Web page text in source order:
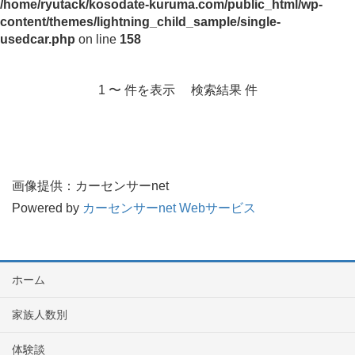
/home/ryutack/kosodate-kuruma.com/public_html/wp-
content/themes/lightning_child_sample/single-
usedcar.php on line 158
1 〜 件を表示 検索結果 件
画像提供：カーセンサーnet
Powered by カーセンサーnet Webサービス
ホーム
家族人数別
体験談